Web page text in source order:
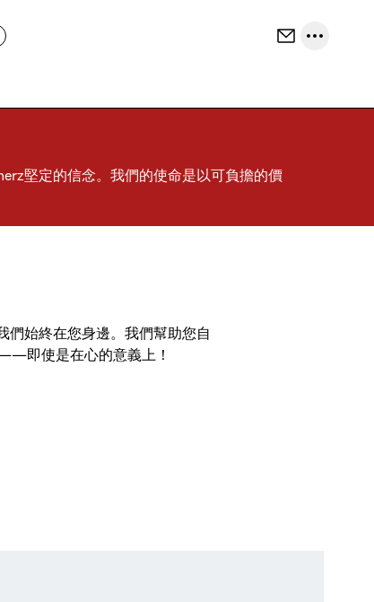
堅定的信念。我們的使命是以可負擔的價
們始終在您身邊。我們幫助您自
即使是在心的意義上！